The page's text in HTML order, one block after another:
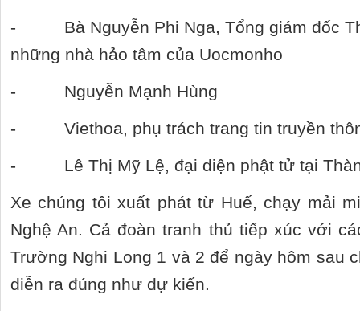
- Bà Nguyễn Phi Nga, Tổng giám đốc
những nhà hảo tâm của Uocmonho
- Nguyễn Mạnh Hùng
- Viethoa, phụ trách trang tin truyền
- Lê Thị Mỹ Lệ, đại diện phật tử tại
Xe chúng tôi xuất phát từ Huế, chạy mải
Nghệ An. Cả đoàn tranh thủ tiếp xúc với
Trường Nghi Long 1 và 2 để ngày hôm sau
diễn ra đúng như dự kiến.